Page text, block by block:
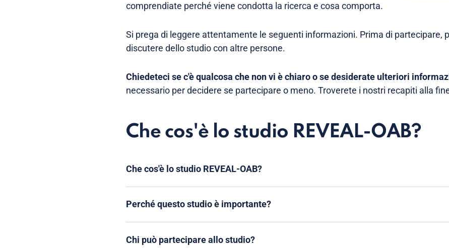
comprendiate perché viene condotta la ricerca e cosa comporta.
Si prega di leggere attentamente le seguenti informazioni. Prima di partecipare,
discutere dello studio con altre persone.
Chiedeteci se c'è qualcosa che non vi è chiaro o se desiderate ulteriori
necessario per decidere se partecipare o meno. Troverete i nostri recapiti alla
Che cos'è lo studio REVEAL-OAB?
Che cos'è lo studio REVEAL-OAB?
Perché questo studio è importante?
Chi può partecipare allo studio?